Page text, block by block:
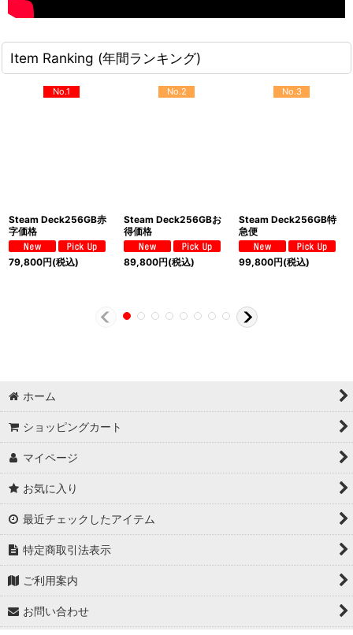
Item Ranking (年間ランキング)
No.1
Steam Deck256GB赤
字価格
79,800円(税込)
No.2
Steam Deck256GBお
得価格
89,800円(税込)
No.3
Steam Deck256GB特
急便
99,800円(税込)
ホーム
ショッピングカート
マイページ
お気に入り
最近チェックしたアイテム
特定商取引法表示
ご利用案内
お問い合わせ